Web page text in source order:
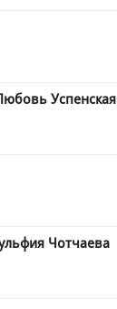
Успенская
Чотчаева